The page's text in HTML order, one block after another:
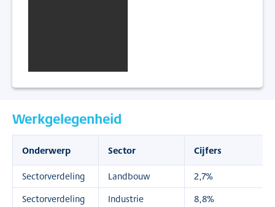
Werkgelegenheid
Onderwerp Sector Cijfers
Sectorverdeling Landbouw
2,7%
Sectorverdeling
Industrie
8,8%